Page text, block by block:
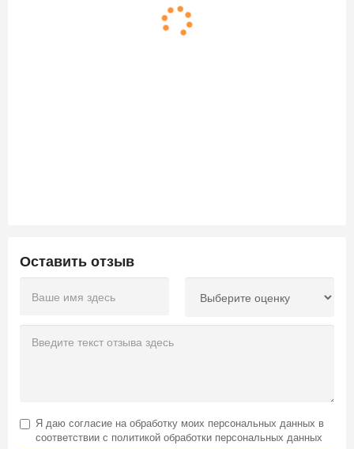
Оставить отзыв
Я даю согласие на обработку моих персональных данных в
соответствии с политикой обработки персональных данных